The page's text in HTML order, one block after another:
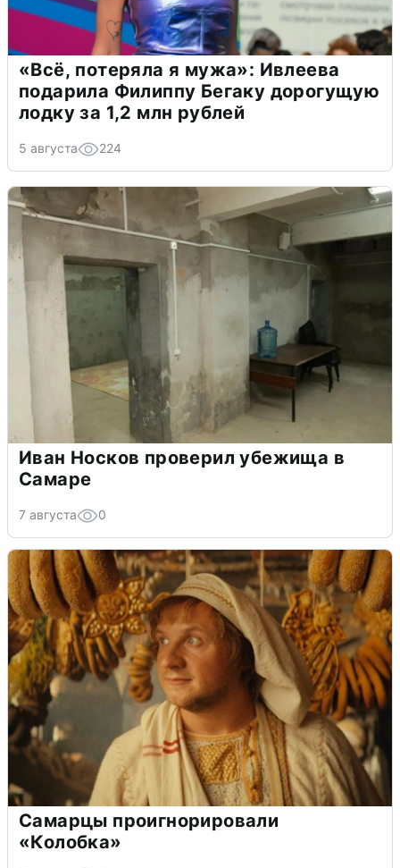
«Всё, потеряла я мужа»: Ивлеева
подарила Филиппу Бегаку дорогущую
лодку за 1,2 млн рублей
5 августа 224
Иван Носков проверил убежища в
Самаре
7 августа 0
Самарцы проигнорировали
«Колобка»